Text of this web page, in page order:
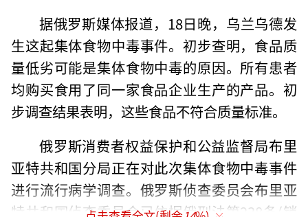
据俄罗斯媒体报道，18日晚，乌兰乌德发
生这起集体食物中毒事件。初步查明，食品质
量低劣可能是集体食物中毒的原因。所有患者
均购买食用了同一家食品企业生产的产品。初
步调查结果表明，这些食品不符合质量标准。
俄罗斯消费者权益保护和公益监督局布里
亚特共和国分局正在对此次集体食物中毒事件
进行流行病学调查。俄罗斯侦查委员会布里亚
特共和国侦查委员会已依据俄刑法第238条(销